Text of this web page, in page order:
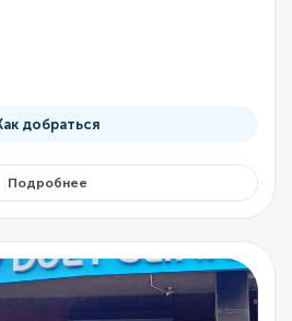
добраться
Подробнее